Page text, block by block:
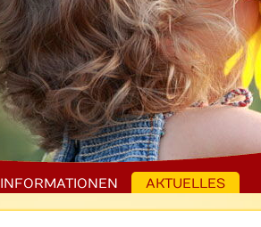
INFORMATIONEN AKTUELLES